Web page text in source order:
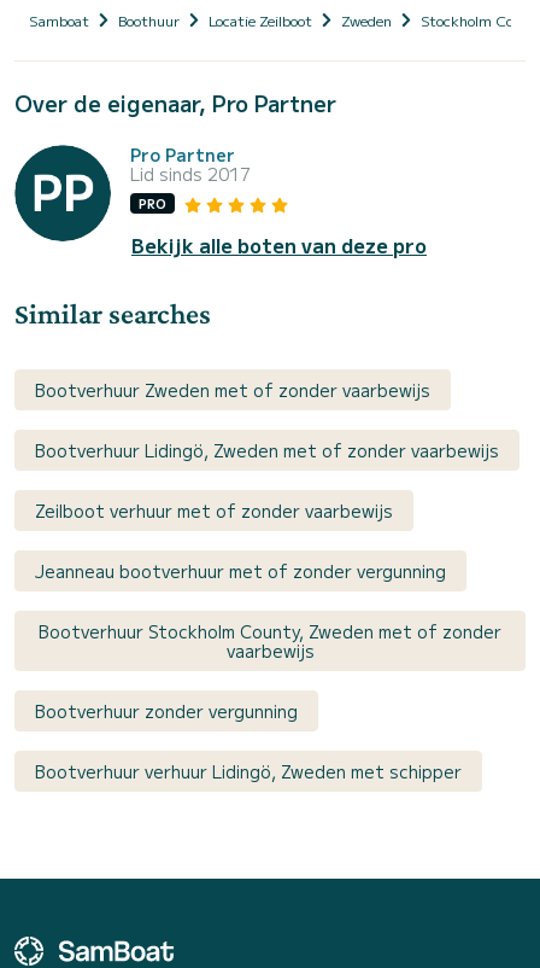
Samboat Boothuur Locatie Zeilboot Zweden Stockholm
Over de eigenaar, Pro Partner
Pro Partner
Lid sinds 2017
PRO
Bekijk alle boten van deze pro
Similar searches
Bootverhuur Zweden met of zonder vaarbewijs
Bootverhuur Lidingö, Zweden met of zonder vaarbewijs
Zeilboot verhuur met of zonder vaarbewijs
Jeanneau bootverhuur met of zonder vergunning
Bootverhuur Stockholm County, Zweden met of zonder
vaarbewijs
Bootverhuur zonder vergunning
Bootverhuur verhuur Lidingö, Zweden met schipper